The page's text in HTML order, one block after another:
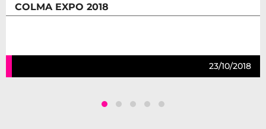
COLMA EXPO 2018
23/10/2018